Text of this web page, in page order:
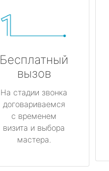
Бесплатный
вызов
На стадии звонка
договариваемся
с временем
визита и выбора
мастера.